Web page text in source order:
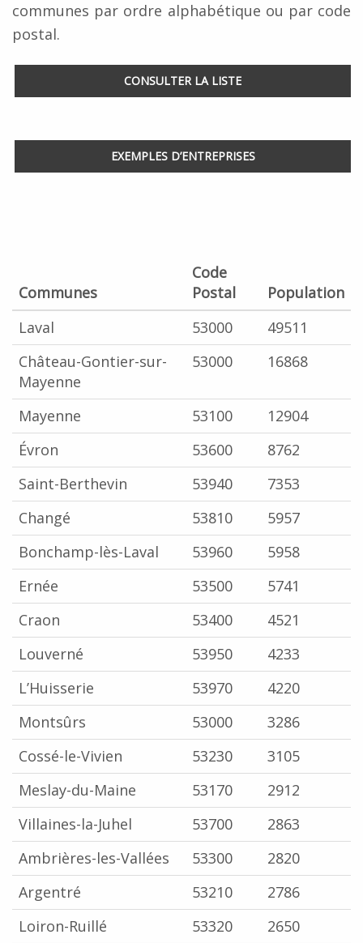
communes par ordre alphabétique ou par code
postal.
CONSULTER LA LISTE
EXEMPLES D’ENTREPRISES
Communes
Code
Postal
Population
Laval
53000
49511
Château-Gontier-sur-
Mayenne
53000 16868
Mayenne 53100
12904
Évron
53600
8762
Saint-Berthevin
53940
7353
Changé
53810
5957
Bonchamp-lès-Laval
53960
5958
Ernée
53500
5741
Craon
53400
4521
Louverné
53950
4233
L’Huisserie
53970
4220
Montsûrs
53000
3286
Cossé-le-Vivien
53230
3105
Meslay-du-Maine
53170
2912
Villaines-la-Juhel
53700
2863
Ambrières-les-Vallées
53300
2820
Argentré
53210
2786
Loiron-Ruillé
53320
2650